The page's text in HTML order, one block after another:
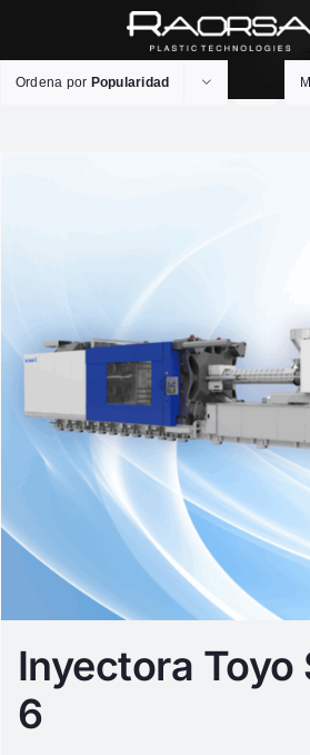
Ordena por Popularidad
Inyectora Toyo
6